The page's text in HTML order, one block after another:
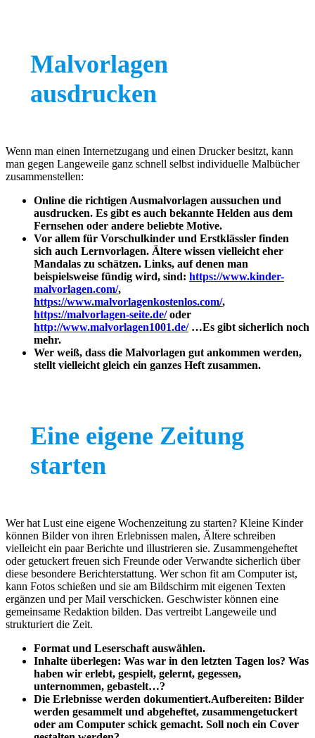
Malvorlagen
ausdrucken
Wenn man einen Internetzugang und einen Drucker besitzt, kann
man gegen Langeweile ganz schnell selbst individuelle Malbücher
zusammenstellen:
Online die richtigen Ausmalvorlagen aussuchen und
ausdrucken. Es gibt es auch bekannte Helden aus dem
Fernsehen oder andere beliebte Motive.
Vor allem für Vorschulkinder und Erstklässler finden
sich auch Lernvorlagen. Ältere wissen vielleicht eher
Mandalas zu schätzen. Links, auf denen man
beispielsweise fündig wird, sind: https://www.kinder-
malvorlagen.com/,
https://www.malvorlagenkostenlos.com/,
https://malvorlagen-seite.de/oder
http://www.malvorlagen1001.de/…Es gibt sicherlich noch
mehr.
Wer weiß, dass die Malvorlagen gut ankommen werden,
stellt vielleicht gleich ein ganzes Heft zusammen.
Eine eigene Zeitung
starten
Wer hat Lust eine eigene Wochenzeitung zu starten? Kleine Kinder
können Bilder von ihren Erlebnissen malen, Ältere schreiben
vielleicht ein paar Berichte und illustrieren sie. Zusammengeheftet
oder getuckert freuen sich Freunde oder Verwandte sicherlich über
diese besondere Berichterstattung. Wer schon fit am Computer ist,
kann Fotos schießen und sie am Bildschirm mit eigenen Texten
ergänzen und per Mail verschicken. Geschwister können eine
gemeinsame Redaktion bilden. Das vertreibt Langeweile und
strukturiert die Zeit.
Format und Leserschaft auswählen.
Inhalte überlegen: Was war in den letzten Tagen los? Was
haben wir erlebt, gespielt, gelernt, gegessen,
unternommen, gebastelt…?
Die Erlebnisse werden dokumentiert.Aufbereiten: Bilder
werden gesammelt und abgeheftet, zusammengetuckert
oder am Computer schick gemacht. Soll noch ein Cover